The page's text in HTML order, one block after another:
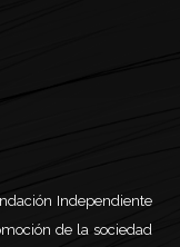
Independiente
de la sociedad